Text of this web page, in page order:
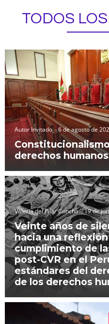
TODOS
Autor Invitado 6 de agosto de
derechos
Valeria del Pilar Concha 19 de
Veinte años de
hacia una
cumplimiento de
post-CVR en el
estándares del
de los derechos